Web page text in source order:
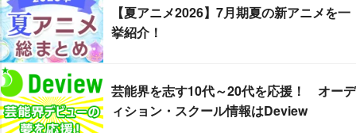
【夏アニメ2026】7月期夏の新アニメを一
挙紹介！
芸能界を志す10代～20代を応援！ オーデ
ィション・スクール情報はDeview